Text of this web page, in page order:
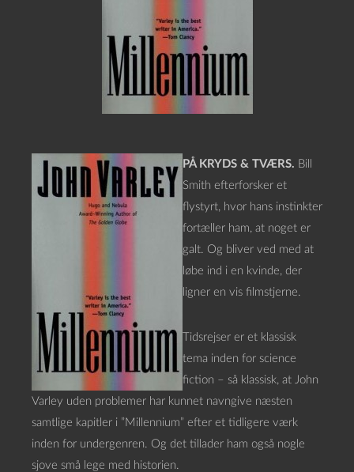
PÅ KRYDS & TVÆRS. Bill
Smith efterforsker et
flystyrt, hvor hans instinkter
fortæller ham, at noget er
galt. Og bliver ved med at
løbe ind i en kvinde, der
ligner en vis filmstjerne.
Tidsrejser er et klassisk
tema inden for science
fiction – så klassisk, at John
Varley uden problemer har kunnet navngive næsten
samtlige kapitler i ”Millennium” efter et tidligere værk
inden for undergenren. Og det tillader ham også nogle
sjove små lege med historien.